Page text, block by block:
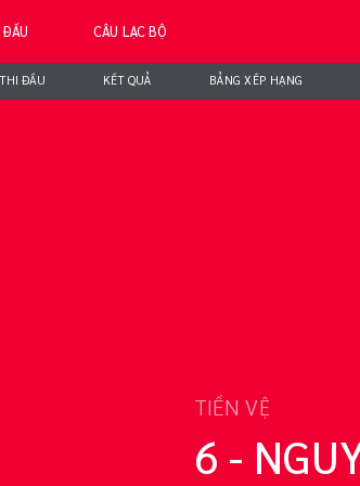
CÂU LẠC BỘ
ĐẤU KẾT QUẢ BẢNG XẾP HẠNG
TIỀN VỆ
6 -